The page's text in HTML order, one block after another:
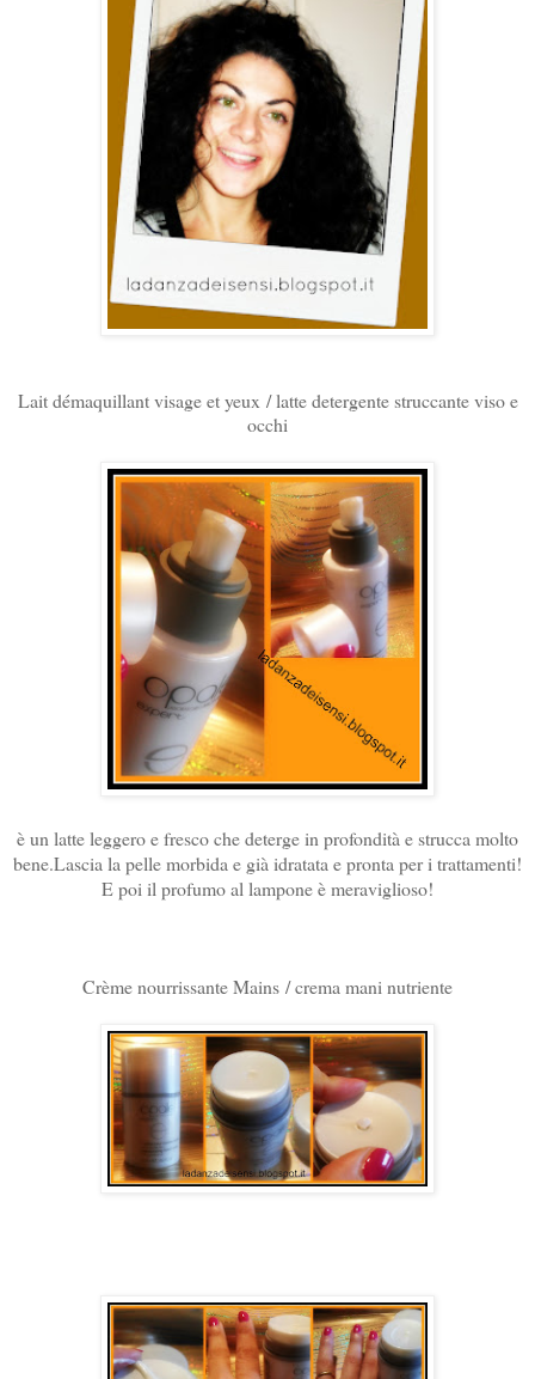
Lait démaquillant visage et yeux / latte detergente struccante viso e
occhi
è un latte leggero e fresco che deterge in profondità e strucca molto
bene.Lascia la pelle morbida e già idratata e pronta per i trattamenti!
E poi il profumo al lampone è meraviglioso!
Crème nourrissante Mains / crema mani nutriente